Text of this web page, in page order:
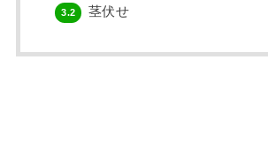
3.2 茎伏せ